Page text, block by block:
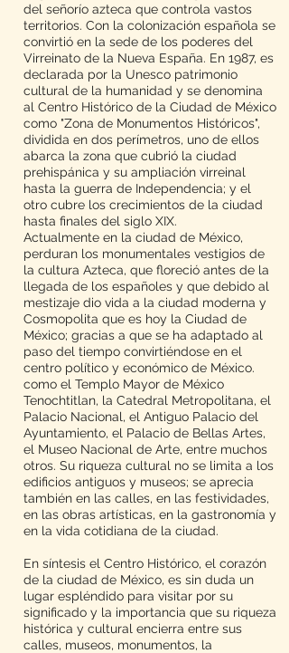
del señorío azteca que controla vastos
territorios. Con la colonización española se
convirtió en la sede de los poderes del
Virreinato de la Nueva España. En 1987, es
declarada por la Unesco patrimonio
cultural de la humanidad y se denomina
al Centro Histórico de la Ciudad de México
como "Zona de Monumentos Históricos",
dividida en dos perímetros, uno de ellos
abarca la zona que cubrió la ciudad
prehispánica y su ampliación virreinal
hasta la guerra de Independencia; y el
otro cubre los crecimientos de la ciudad
hasta finales del siglo XIX.
Actualmente en la ciudad de México,
perduran los monumentales vestigios de
la cultura Azteca, que floreció antes de la
llegada de los españoles y que debido al
mestizaje dio vida a la ciudad moderna y
Cosmopolita que es hoy la Ciudad de
México; gracias a que se ha adaptado al
paso del tiempo convirtiéndose en el
centro político y económico de México.
como el Templo Mayor de México
Tenochtitlan, la Catedral Metropolitana, el
Palacio Nacional, el Antiguo Palacio del
Ayuntamiento, el Palacio de Bellas Artes,
el Museo Nacional de Arte, entre muchos
otros. Su riqueza cultural no se limita a los
edificios antiguos y museos; se aprecia
también en las calles, en las festividades,
en las obras artísticas, en la gastronomía y
en la vida cotidiana de la ciudad.
En síntesis el Centro Histórico, el corazón
de la ciudad de México, es sin duda un
lugar espléndido para visitar por su
significado y la importancia que su riqueza
histórica y cultural encierra entre sus
calles, museos, monumentos, la